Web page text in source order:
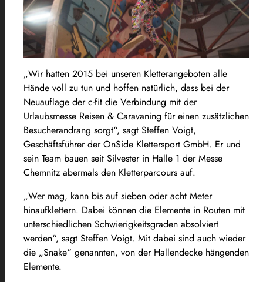
„Wir hatten 2015 bei unseren Kletterangeboten alle
Hände voll zu tun und hoffen natürlich, dass bei der
Neuauflage der c-fit die Verbindung mit der
Urlaubsmesse Reisen & Caravaning für einen zusätzlichen
Besucherandrang sorgt“, sagt Steffen Voigt,
Geschäftsführer der OnSide Klettersport GmbH. Er und
sein Team bauen seit Silvester in Halle 1 der Messe
Chemnitz abermals den Kletterparcours auf.
„Wer mag, kann bis auf sieben oder acht Meter
hinaufklettern. Dabei können die Elemente in Routen mit
unterschiedlichen Schwierigkeitsgraden absolviert
werden“, sagt Steffen Voigt. Mit dabei sind auch wieder
die „Snake“ genannten, von der Hallendecke hängenden
Elemente.